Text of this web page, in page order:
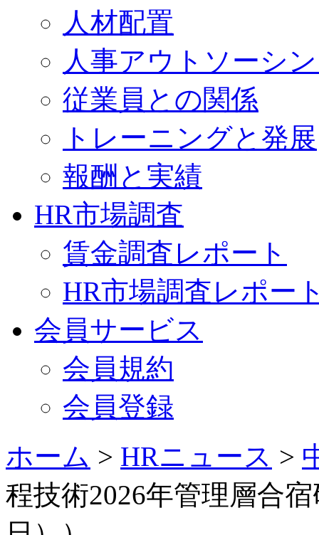
人材配置
人事アウトソーシ
従業員との関係
トレーニングと発展
報酬と実績
HR市場調査
賃金調査レポート
HR市場調査レポー
会員サービス
会員規約
会員登録
ホーム > HRニュース >
程技術2026年管理層合